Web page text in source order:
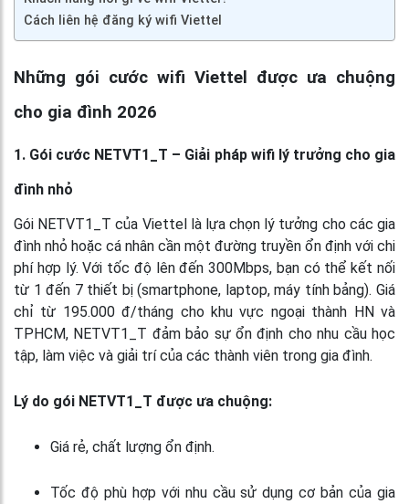
Cách liên hệ đăng ký wifi Viettel
Những gói cước wifi Viettel được ưa chuộng
cho gia đình 2026
1. Gói cước NETVT1_T – Giải pháp wifi lý trưởng cho gia
đình nhỏ
Gói NETVT1_T của Viettel là lựa chọn lý tưởng cho các gia
đình nhỏ hoặc cá nhân cần một đường truyền ổn định với chi
phí hợp lý. Với tốc độ lên đến 300Mbps, bạn có thể kết nối
từ 1 đến 7 thiết bị (smartphone, laptop, máy tính bảng). Giá
chỉ từ 195.000 đ/tháng cho khu vực ngoại thành HN và
TPHCM, NETVT1_T đảm bảo sự ổn định cho nhu cầu học
tập, làm việc và giải trí của các thành viên trong gia đình.
Lý do gói NETVT1_T được ưa chuộng:
Giá rẻ, chất lượng ổn định.
Tốc độ phù hợp với nhu cầu sử dụng cơ bản của gia